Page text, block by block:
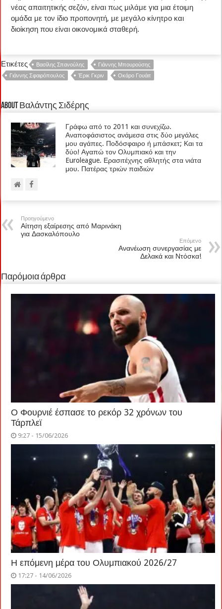
νέας απαιτητικής σεζόν, είναι πως μιλάμε για μια έτοιμη
ομάδα με τον ίδιο προπονητή, με μεγάλο κίνητρο και
διοίκηση που είναι οικονομικά σταθερή.
Ετικέτες Βασίλης Σπανούλης
Γιάννης Μπουρούσης
Γιάννης Σφαιρόπουλος
Έρικ Γκριν Οκάρο Γουάιτ
About Βαλάντης Σιδέρης
Γράφω από το 2011 και συνεχίζω.
Αναποφάσιστος ανάμεσα στις δύο μεγάλες
μου αγάπες. Ποδόσφαιρο ή μπάσκετ; Και τα
δύο! Αγαπώ τον Ολυμπιακό και την
Euroleague. Ερασιτέχνης αθλητής στα νιάτα
μου. Πατέρας τριών παιδιών
Προηγούμενο
Αίτηση εξαίρεσης από Μαρινάκη
για Δασκαλόπουλο
Επόμενο
Ανανέωση συνεργασίας με
Δελακά και Ντόσκα!
Παρόμοια άρθρα
Ο Φουρνιέ έσπασε το ρεκόρ 32 χρόνων του
Τάρπλεϊ
9:27 - 15/06/2026
Η επόμενη μέρα του Ολυμπιακού 2026/27
17:27 - 14/06/2026